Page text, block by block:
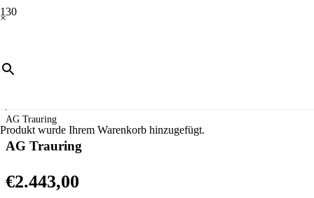
×
Produkt wurde Ihrem Warenkorb hinzugefügt.
Handschmuck
/
AG Trauring
AG Trauring
€2.443,00